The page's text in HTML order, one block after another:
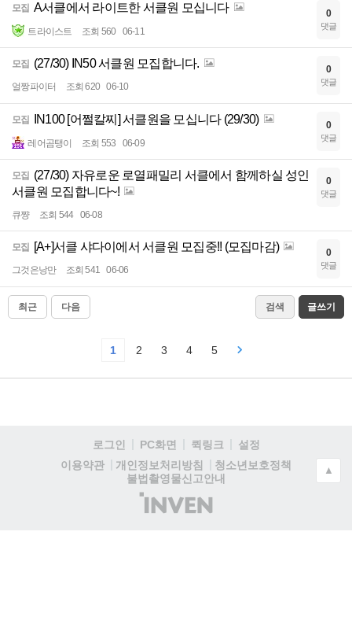
모집 A서클에서 라이트한 서클원 모십니다
트라이스트 조회 560 06-11
0
댓글
모집 (27/30) IN50 서클원 모집합니다.
얼짱파이터 조회 620 06-10
0
댓글
모집 IN100 [어쩔칼찌] 서클원을 모십니다 (29/30)
레어곰탱이 조회 553 06-09
0
댓글
모집 (27/30) 자유로운 로열패밀리 서클에서 함께하실 성인
서클원 모집합니다~!
큐쨩 조회 544 06-08
0
댓글
모집 [A+]서클 샤다이에서 서클원 모집중!! (모집마감)
그것은낭만 조회 541 06-06
0
댓글
최근 다음 검색 글쓰기
1 2 3 4 5
로그인 PC화면 퀵링크
설정
이용약관
개인정보처리방침
청소년보호정책
불법촬영물신고안내
(주)
인
▲